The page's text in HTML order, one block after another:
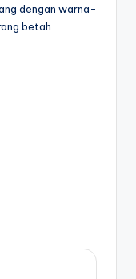
dengan warna-
betah